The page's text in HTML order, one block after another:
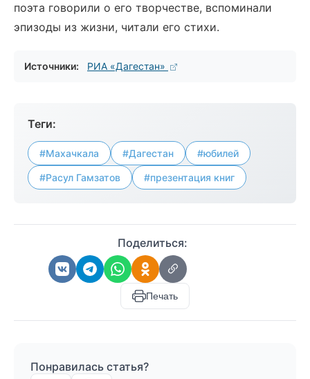
поэта говорили о его творчестве, вспоминали
эпизоды из жизни, читали его стихи.
Источники: РИА «Дагестан»
Теги:
#Махачкала #Дагестан #юбилей
#Расул Гамзатов #презентация книг
Поделиться:
Печать
Понравилась статья?